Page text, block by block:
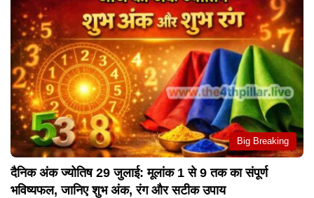
Big Breaking
दैनिक अंक ज्योतिष 29 जुलाई: मूलांक 1 से 9 तक का संपूर्ण
भविष्यफल, जानिए शुभ अंक, रंग और सटीक उपाय